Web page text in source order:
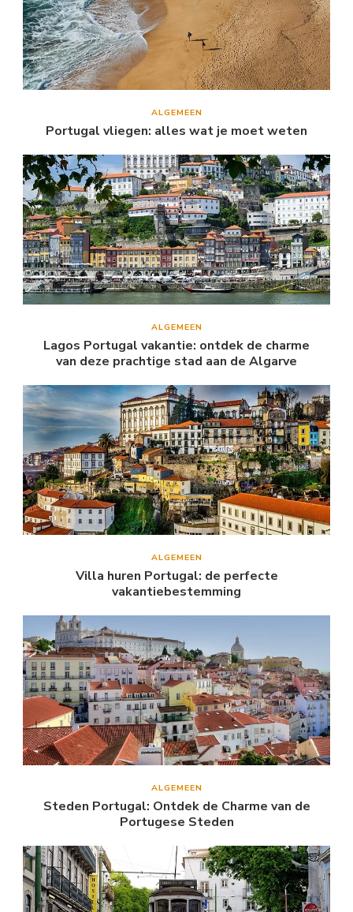
ALGEMEEN
Portugal vliegen: alles wat je moet weten
ALGEMEEN
Lagos Portugal vakantie: ontdek de charme
van deze prachtige stad aan de Algarve
ALGEMEEN
Villa huren Portugal: de perfecte
vakantiebestemming
ALGEMEEN
Steden Portugal: Ontdek de Charme van de
Portugese Steden